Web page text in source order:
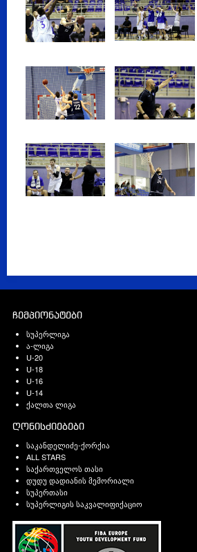
ჩემპიონატები
სუპერლიგა
ა-ლიგა
U-20
U-18
U-16
U-14
ქალთა ლიგა
ღონისძიებები
საკანდელიძე-ქორქია
ALL STARS
საქართველოს თასი
დუდუ დადიანის მემორიალი
სუპერთასი
სუპერლიგის საკვალიფიქაციო